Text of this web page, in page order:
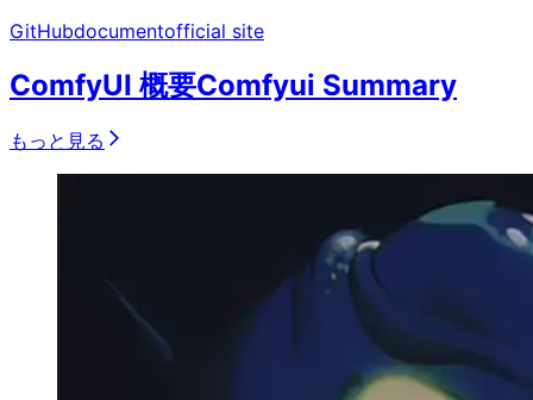
GitHubdocumentofficial site
ComfyUI 概要Comfyui Summary
もっと見る